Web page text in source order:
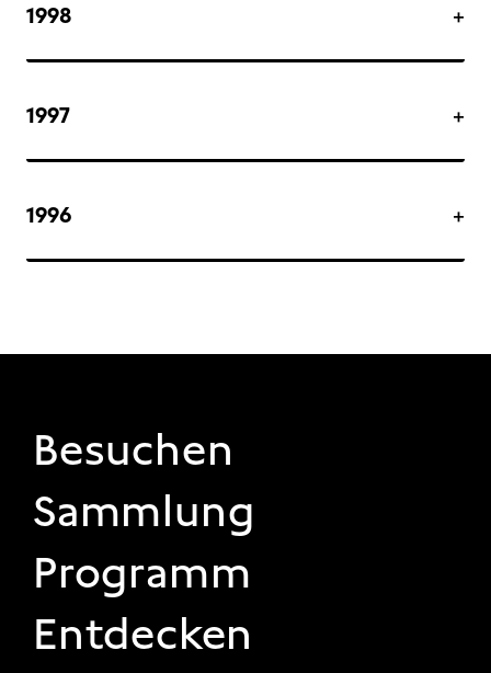
1998
1997
1996
FOOTER 1
Besuchen
Sammlung
Programm
Entdecken